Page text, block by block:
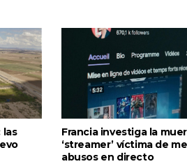
las
Francia investiga la
‘streamer’ víctima de
abusos en directo